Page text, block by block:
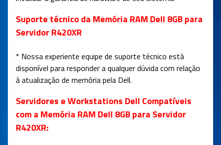
Suporte técnico da Memória RAM Dell 8GB para
Servidor R420XR
* Nossa experiente equipe de suporte técnico está
disponível para responder a qualquer dúvida com relação
à atualização de memória pela Dell.
Servidores e Workstations Dell Compatíveis
com a Memória RAM Dell 8GB para Servidor
R420XR: